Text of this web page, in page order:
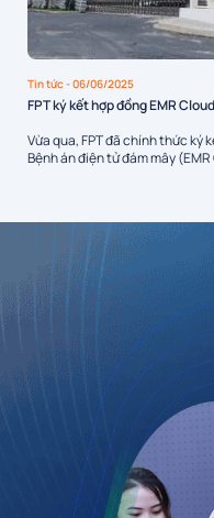
Tin tức- 06/06/2025
FPT ký kết hợp đồng EMR
Vừa qua, FPT đã chính thức ký
Bệnh án điện tử đám mây